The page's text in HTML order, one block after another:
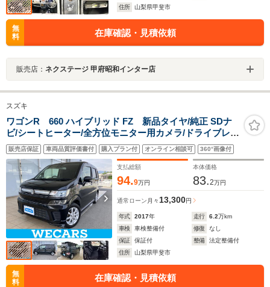
住所
山梨県甲斐市
無
料
在庫確認・見積依頼
販売店： ネクステージ 甲府昭和インター店
スズキ
ワゴンR 660 ハイブリッド FZ 新品タイヤ/純正 SDナ
ビ/シートヒーター/全方位モニター用カメラ/ドライブレコ
ーダー 前後/ETC/EBD付ABS/横滑り防止装置/アイドリン
グストップ/ワンセグTV/エアバッグ 運転席
販売店保証 車両品質評価書付 購入プラン付 オンライン相談可 360°画像付
支払総額
94.9万円
本体価格
83.2万円
通常ローン 月々 13,300円
年式 2017年 走行 6.2万km
車検
車検整備付 修復
なし
保証
保証付 整備
法定整備付
住所
山梨県甲斐市
無
料
在庫確認・見積依頼